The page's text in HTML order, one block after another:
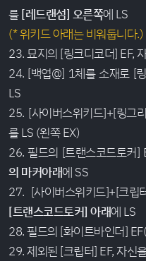
를[레드랜섬] 오른쪽에 LS
(* 위키드 아래는 비워둡니다.)
23. 묘지의 [링크디코더] EF,
24. [백업@] 1체를 소재로 [
LS
25. [사이버스위키드]+[링그
를 LS (왼쪽 EX)
26. 필드의 [트랜스코드토커]
의 마커아래에 SS
27. [사이버스위키드]+[크
[트랜스코드토커] 아래에 LS
28. 필드의 [화이트바인더]
29. 제외된 [크립터] EF, 자신